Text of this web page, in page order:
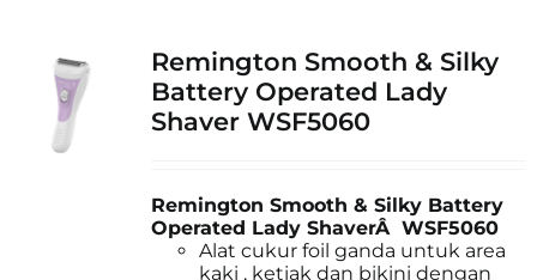
Remington Smooth & Silky
Battery Operated Lady
Shaver WSF5060
Remington Smooth & Silky Battery
Operated Lady ShaverÂ WSF5060
Alat cukur foil ganda untuk area
kaki , ketiak dan bikini dengan